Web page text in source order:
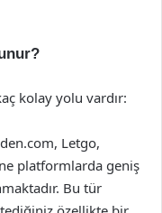
kolay yolu vardır:
Letgo,
platformlarda geniş
Bu tür